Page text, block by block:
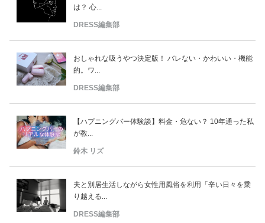
は？ 心...
DRESS編集部
おしゃれな吸うやつ決定版！ バレない・かわいい・機能
的。ワ...
DRESS編集部
【ハプニングバー体験談】料金・危ない？ 10年通った私
が教...
鈴木 リズ
夫と別居生活しながら女性用風俗を利用「辛い日々を乗
り越える...
DRESS編集部